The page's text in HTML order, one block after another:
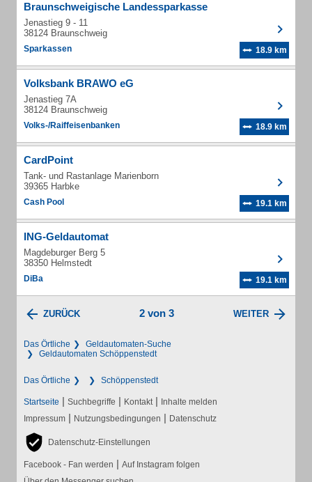
Braunschweigische Landessparkasse
Jenastieg 9 - 11
38124 Braunschweig
Sparkassen 18.9 km
Volksbank BRAWO eG
Jenastieg 7A
38124 Braunschweig
Volks-/Raiffeisenbanken 18.9 km
CardPoint
Tank- und Rastanlage Marienborn
39365 Harbke
Cash Pool 19.1 km
ING-Geldautomat
Magdeburger Berg 5
38350 Helmstedt
DiBa 19.1 km
ZURÜCK 2 von 3 WEITER
Das Örtliche
Geldautomaten-Suche
Geldautomaten Schöppenstedt
Das Örtliche Schöppenstedt
Startseite | Suchbegriffe | Kontakt | Inhalte melden
Impressum | Nutzungsbedingungen | Datenschutz
Datenschutz-Einstellungen
Facebook - Fan werden | Auf Instagram folgen